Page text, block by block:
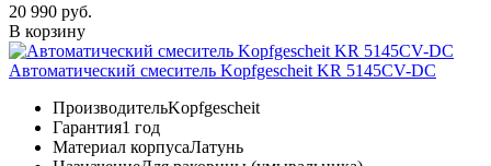
20 990 руб.
В корзину
Автоматический смеситель Kopfgescheit KR 5145CV-DC
ПроизводительKopfgescheit
Гарантия1 год
Материал корпусаЛатунь